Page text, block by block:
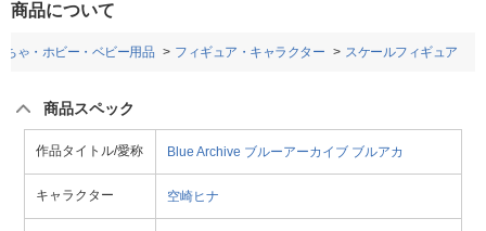
商品について
ちゃ・ホビー・ベビー用品 フィギュア・キャラクター スケールフィギュア
商品スペック
作品タイトル/愛称 Blue Archive ブルーアーカイブ ブルアカ
キャラクター 空崎ヒナ